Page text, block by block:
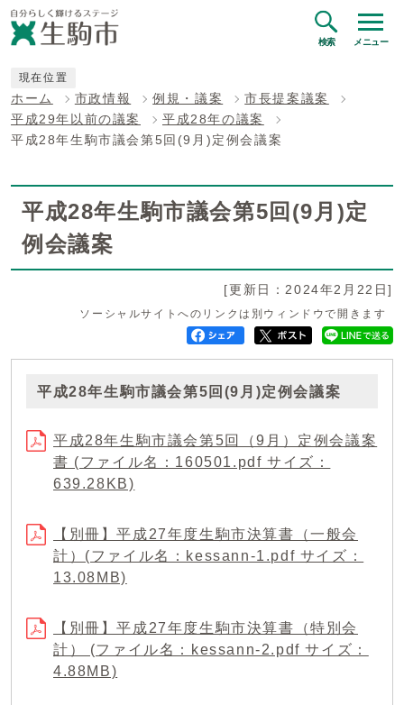
検索 メニュー
現在位置
ホーム 市政情報 例規・議案
市長提案議案
平成29年以前の議案
平成28年の議案
平成28年生駒市議会第5回(9月)定例会議案
平成28年生駒市議会第5回(9月)定
例会議案
[更新日：2024年2月22日]
ソーシャルサイトへのリンクは別ウィンドウで開きます
平成28年生駒市議会第5回(9月)定例会議案
平成28年生駒市議会第5回（9月）定例会議案
書 (ファイル名：160501.pdf サイズ：
639.28KB)
【別冊】平成27年度生駒市決算書（一般会
計）(ファイル名：kessann-1.pdf サイズ：
13.08MB)
【別冊】平成27年度生駒市決算書（特別会
計） (ファイル名：kessann-2.pdf サイズ：
4.88MB)